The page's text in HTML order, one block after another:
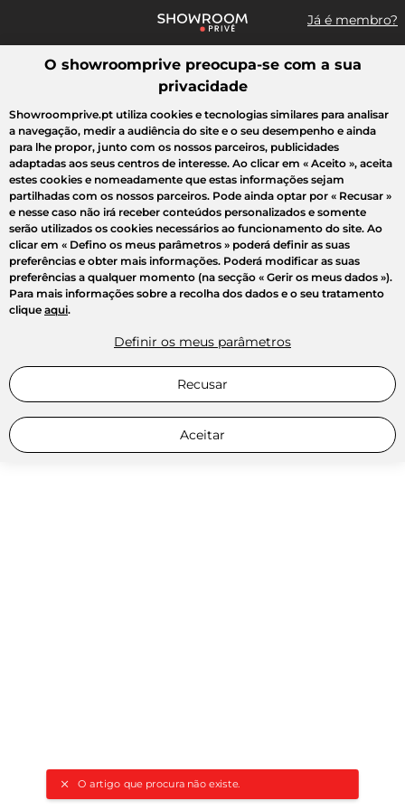
Já é membro?
Pesquisar uma marca, um artigo, uma venda...
O artigo que procura não existe.
Todas as vendas Moda Desporto Casa Criança Beleza
O showroomprive preocupa-se com a sua
privacidade
Showroomprive.pt utiliza cookies e tecnologias similares para analisar
a navegação, medir a audiência do site e o seu desempenho e ainda
para lhe propor, junto com os nossos parceiros, publicidades
adaptadas aos seus centros de interesse. Ao clicar em « Aceito », aceita
estes cookies e nomeadamente que estas informações sejam
partilhadas com os nossos parceiros. Pode ainda optar por « Recusar »
e nesse caso não irá receber conteúdos personalizados e somente
serão utilizados os cookies necessários ao funcionamento do site. Ao
clicar em « Defino os meus parâmetros » poderá definir as suas
preferências e obter mais informações. Poderá modificar as suas
preferências a qualquer momento (na secção « Gerir os meus dados »).
Para mais informações sobre a recolha dos dados e o seu tratamento
clique aqui.
Definir os meus parâmetros
Recusar
Aceitar